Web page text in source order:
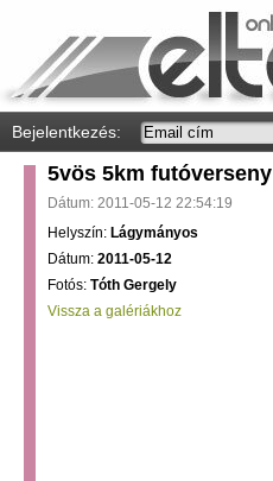
Bejelentkezés:
5vös 5km futóverseny
Dátum: 2011-05-12 22:54:19
Helyszín: Lágymányos
Dátum: 2011-05-12
Fotós: Tóth Gergely
Vissza a galériákhoz